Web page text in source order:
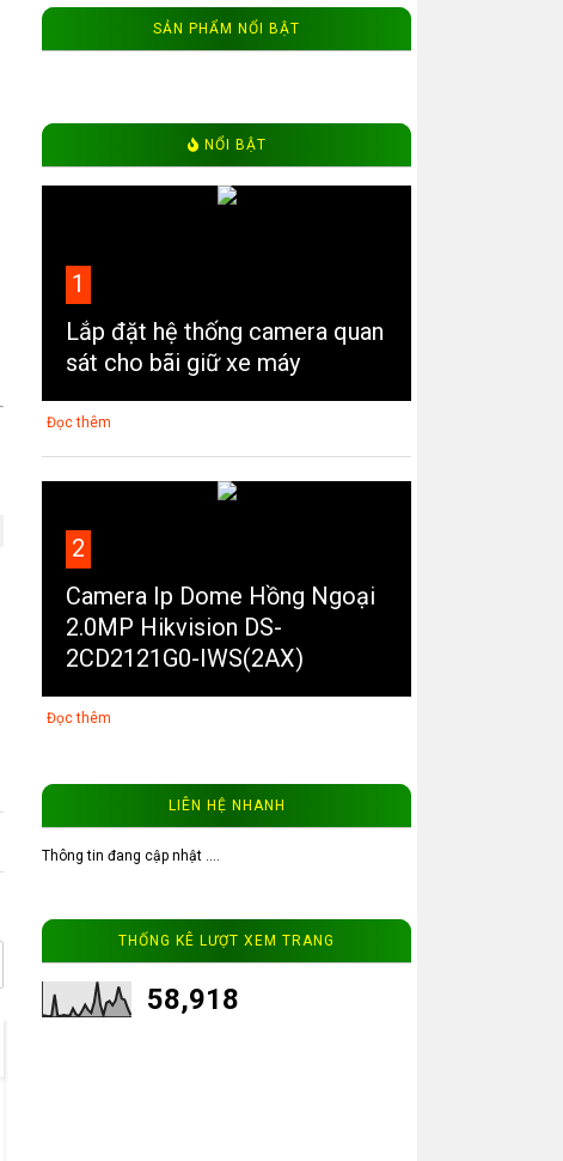
SẢN PHẨM NỔI BẬT
NỔI BẬT
1
Lắp đặt hệ thống camera quan
sát cho bãi giữ xe máy
Đọc thêm
2
Camera Ip Dome Hồng Ngoại
2.0MP Hikvision DS-
2CD2121G0-IWS(2AX)
Đọc thêm
Video thực tế từ camera ip
202Q WinTech.vip
Đọc thêm
LIÊN HỆ NHANH
Thông tin đang cập nhật ....
THỐNG KÊ LƯỢT XEM TRANG
58,918